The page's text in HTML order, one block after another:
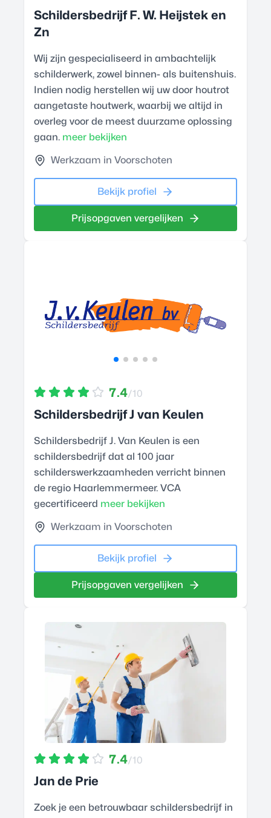
Schildersbedrijf F. W. Heijstek en
Zn
Wij zijn gespecialiseerd in ambachtelijk
schilderwerk, zowel binnen- als buitenshuis.
Indien nodig herstellen wij uw door houtrot
aangetaste houtwerk, waarbij we altijd in
overleg voor de meest duurzame oplossing
gaan. meer bekijken
Werkzaam in Voorschoten
Bekijk profiel
Prijsopgaven vergelijken
7.4/10
Schildersbedrijf J van Keulen
Schildersbedrijf J. Van Keulen is een
schildersbedrijf dat al 100 jaar
schilderswerkzaamheden verricht binnen
de regio Haarlemmermeer. VCA
gecertificeerd meer bekijken
Werkzaam in Voorschoten
Bekijk profiel
Prijsopgaven vergelijken
7.4/10
Jan de Prie
Zoek je een betrouwbaar schildersbedrijf in